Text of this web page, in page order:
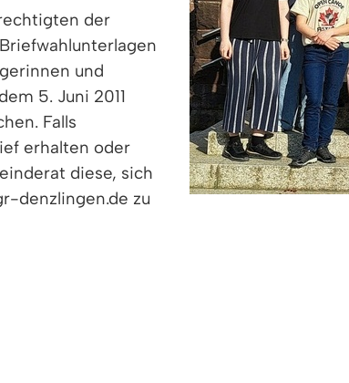
der
und
5. Juni 2011
Falls
erhalten oder
diese, sich
denzlingen.de zu